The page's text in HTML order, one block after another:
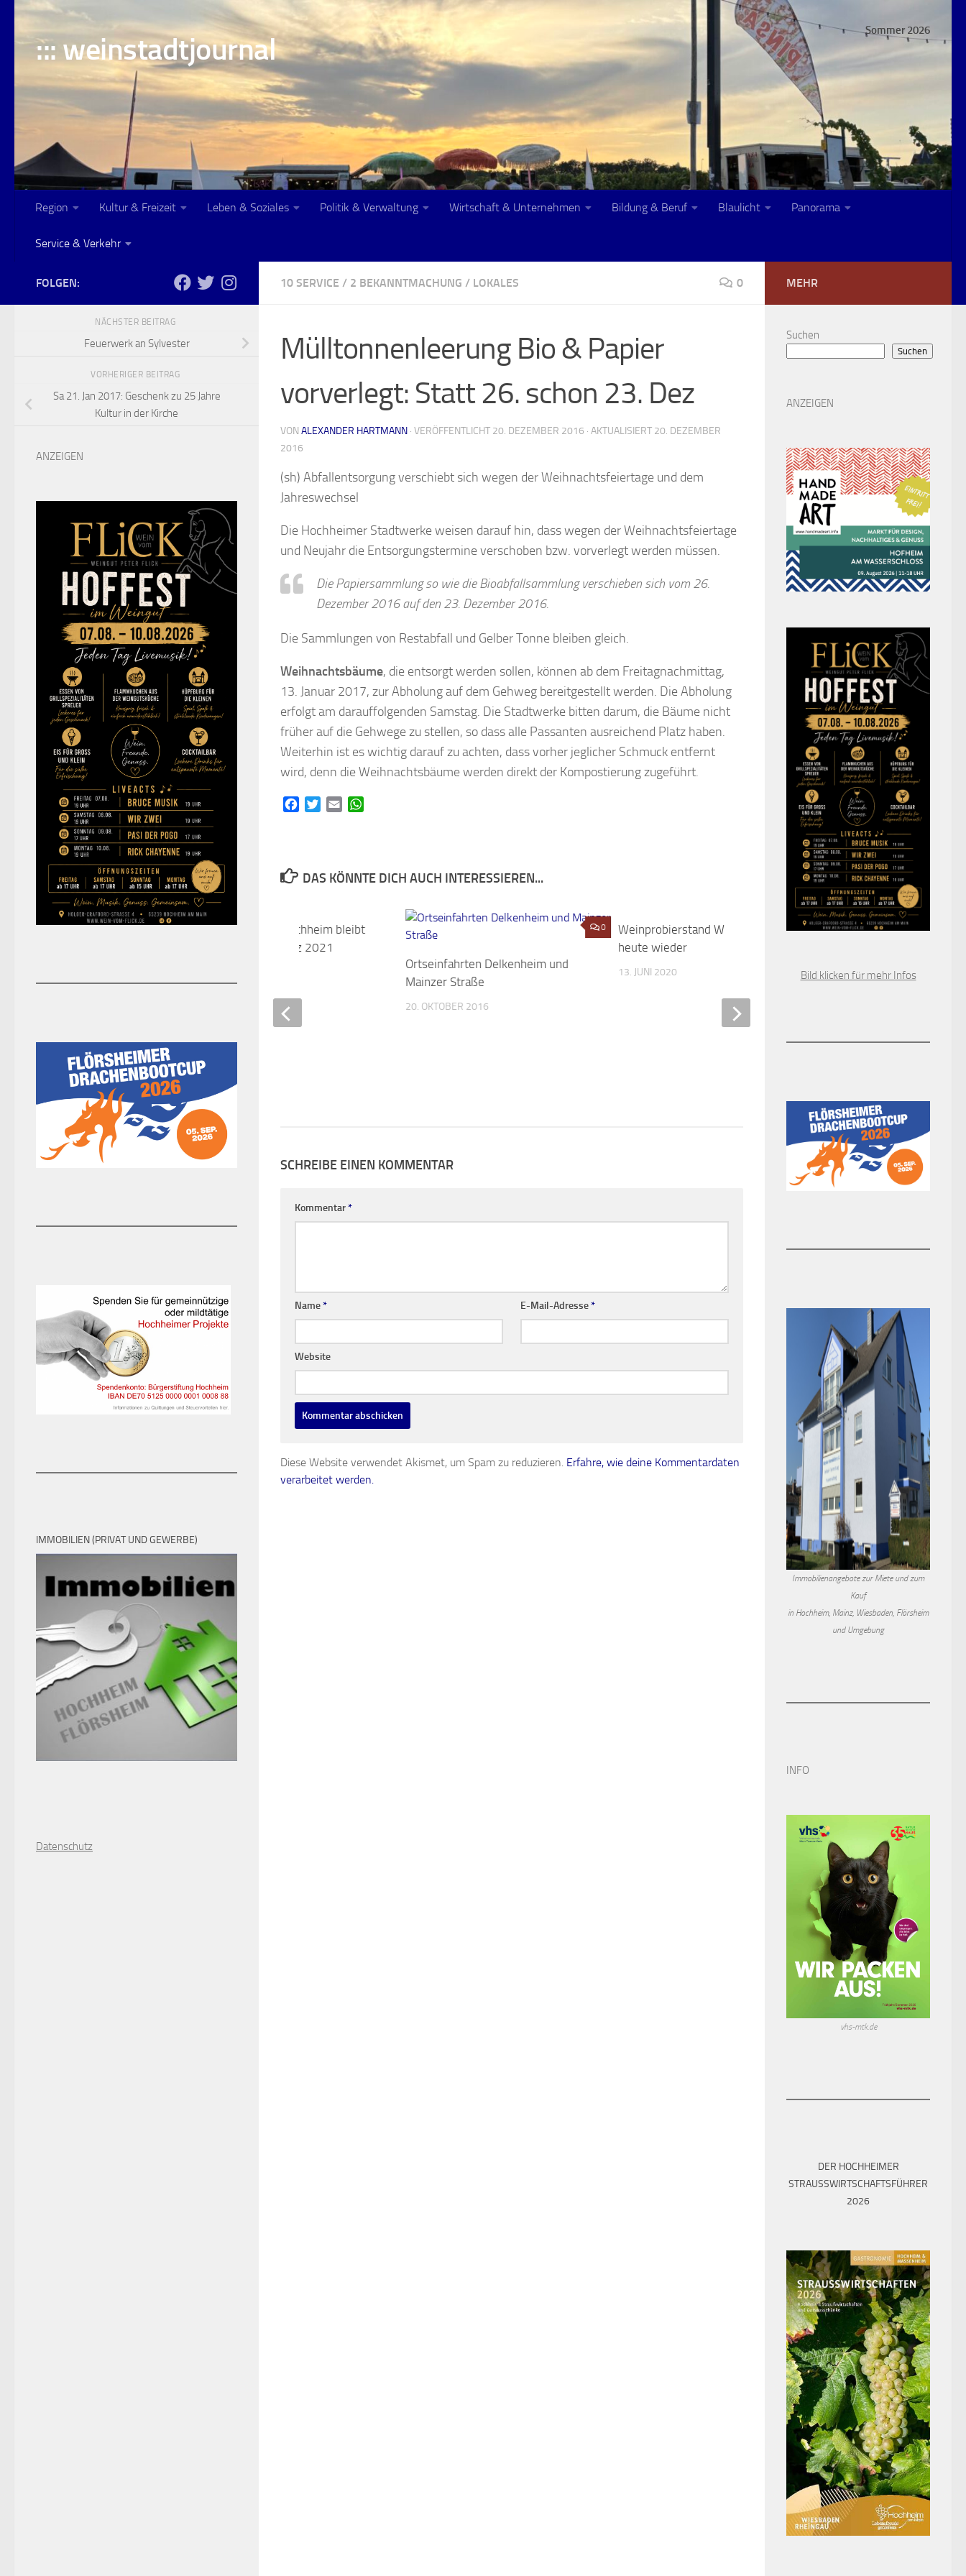
Skip to content
::: weinstadtjournal
Sommer 2026
Region Kultur & Freizeit Leben & Soziales Politik & Verwaltung Wirtschaft & Unternehmen Bildung & Beruf Blaulicht Panorama
Service & Verkehr
10 SERVICE / 2 BEKANNTMACHUNG / LOKALES 0
Mülltonnenleerung Bio & Papier
vorverlegt: Statt 26. schon 23. Dez
VON ALEXANDER HARTMANN · VERÖFFENTLICHT 20. DEZEMBER 2016 · AKTUALISIERT 20. DEZEMBER
2016
(sh) Abfallentsorgung verschiebt sich wegen der Weihnachtsfeiertage und dem
Jahreswechsel
Die Hochheimer Stadtwerke weisen darauf hin, dass wegen der Weihnachtsfeiertage
und Neujahr die Entsorgungstermine verschoben bzw. vorverlegt werden müssen.
Die Papiersammlung so wie die Bioabfallsammlung verschieben sich vom 26.
Dezember 2016 auf den 23. Dezember 2016.
Die Sammlungen von Restabfall und Gelber Tonne bleiben gleich.
Weihnachtsbäume, die entsorgt werden sollen, können ab dem Freitagnachmittag,
13. Januar 2017, zur Abholung auf dem Gehweg bereitgestellt werden. Die Abholung
erfolgt am darauffolgenden Samstag. Die Stadtwerke bitten darum, die Bäume nicht
früher auf die Gehwege zu stellen, so dass alle Passanten ausreichend Platz haben.
Weiterhin ist es wichtig darauf zu achten, dass vorher jeglicher Schmuck entfernt
wird, denn die Weihnachtsbäume werden direkt der Kompostierung zugeführt.
FacebookTwitterEmail
DAS KÖNNTE DICH AUCH INTERESSIEREN...
0
Ortseinfahrten Delkenheim und
Mainzer Straße
20. OKTOBER 2016
0
Weinprobierstand Wicker öffnet
heute wieder
13. JUNI 2020
Stadtverwaltung Hochheim bleibt
vom 15. bis 17. März 2021
SCHREIBE EINEN KOMMENTAR
Kommentar*
Name* E-Mail-Adresse*
Website
Diese Website verwendet Akismet, um Spam zu reduzieren. Erfahre, wie deine Kommentardaten
verarbeitet werden.
FOLGEN:
NÄCHSTER BEITRAG
Feuerwerk an Sylvester
VORHERIGER BEITRAG
Sa 21. Jan 2017: Geschenk zu 25 Jahre
Kultur in der Kirche
ANZEIGEN
IMMOBILIEN (PRIVAT UND GEWERBE)
Datenschutz
MEHR
Suchen
Suchen
ANZEIGEN
Bild klicken für mehr Infos
Immobilienangebote zur Miete und zum
Kauf
in Hochheim, Mainz, Wiesbaden, Flörsheim
und Umgebung
INFO
vhs-mtk.de
DER HOCHHEIMER
STRAUSSWIRTSCHAFTSFÜHRER 2
026